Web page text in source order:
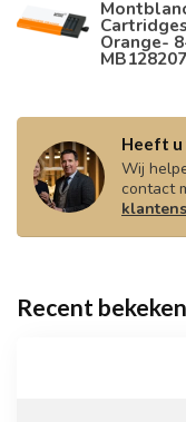
Orange-
MB128207
Heeft u
Wij
contact
Recent bekeken